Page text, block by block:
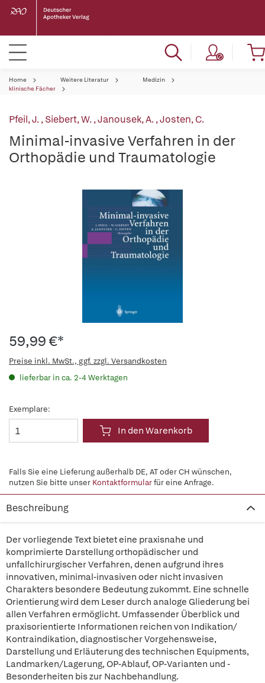
Home Weitere Literatur
Medizin
klinische Fächer
Pfeil, J.,Siebert, W.,Janousek, A.,Josten, C.
Minimal-invasive Verfahren in der
Orthopädie und Traumatologie
59,99 €*
Preise inkl. MwSt., ggf. zzgl. Versandkosten
lieferbar in ca. 2-4 Werktagen
Exemplare:
In den Warenkorb
Falls Sie eine Lieferung außerhalb DE, AT oder CH wünschen,
nutzen Sie bitte unser Kontaktformularfür eine Anfrage.
Beschreibung
Der vorliegende Text bietet eine praxisnahe und
komprimierte Darstellung orthopädischer und
unfallchirurgischer Verfahren, denen aufgrund ihres
innovativen, minimal-invasiven oder nicht invasiven
Charakters besondere Bedeutung zukommt. Eine schnelle
Orientierung wird dem Leser durch analoge Gliederung bei
allen Verfahren ermöglicht. Umfassender Überblick und
praxisorientierte Informationen reichen von Indikation/
Kontraindikation, diagnostischer Vorgehensweise,
Darstellung und Erläuterung des technischen Equipments,
Landmarken/Lagerung, OP-Ablauf, OP-Varianten und -
Besonderheiten bis zur Nachbehandlung.